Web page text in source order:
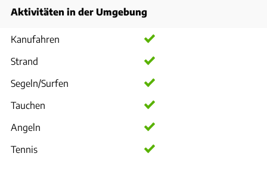
Aktivitäten in der Umgebung
Kanufahren
Strand
Segeln/Surfen
Tauchen
Angeln
Tennis